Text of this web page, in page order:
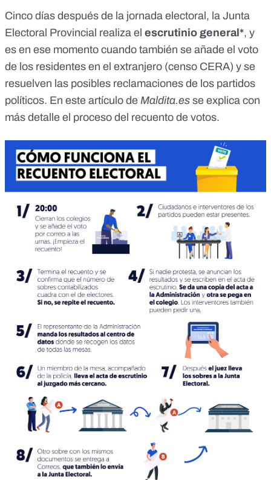
Cinco días después de la jornada electoral, la Junta
Electoral Provincial realiza el escrutinio general*, y
es en ese momento cuando también se añade el voto
de los residentes en el extranjero (censo CERA) y se
resuelven las posibles reclamaciones de los partidos
políticos. En este artículo de Maldita.es se explica con
más detalle el proceso del recuento de votos.